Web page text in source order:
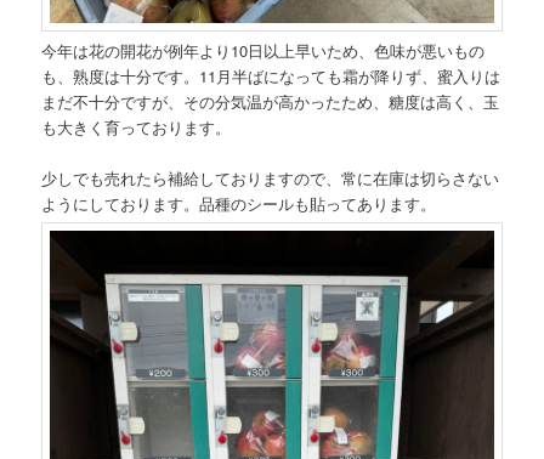
今年は花の開花が例年より10日以上早いため、色味が悪いもの
も、熟度は十分です。11月半ばになっても霜が降りず、蜜入りは
まだ不十分ですが、その分気温が高かったため、糖度は高く、玉
も大きく育っております。
少しでも売れたら補給しておりますので、常に在庫は切らさない
ようにしております。品種のシールも貼ってあります。